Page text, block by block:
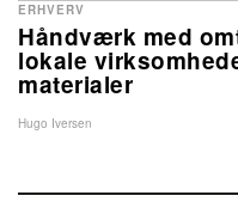
Håndværk med
lokale
materialer
ERHVERV
Hugo Iversen